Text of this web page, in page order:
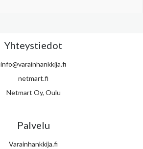
Yhteystiedot
info@varainhankkija.fi
netmart.fi
Netmart Oy, Oulu
Palvelu
Varainhankkija.fi